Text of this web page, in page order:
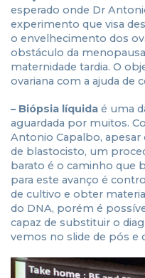
esperado onde Dr
experimento que visa
o envelhecimento dos
obstáculo da
maternidade tardia. O
ovariana com a ajuda de
– Biópsia líquida é uma
aguardada por muitos.
Antonio Capalbo, apesar
de blastocisto, um
barato é o caminho que
para este avanço é
de cultivo e obter
do DNA, porém é
capaz de substituir o
vemos no slide de pós e